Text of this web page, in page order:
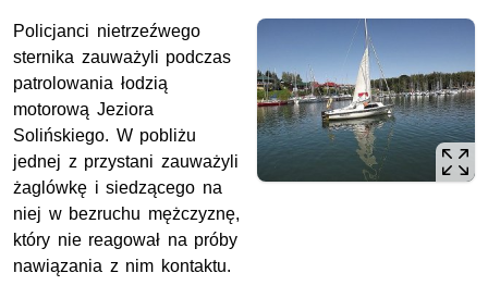
Policjanci nietrzeźwego
sternika zauważyli podczas
patrolowania łodzią
motorową Jeziora
Solińskiego. W pobliżu
jednej z przystani zauważyli
żaglówkę i siedzącego na
niej w bezruchu mężczyznę,
który nie reagował na próby
nawiązania z nim kontaktu.